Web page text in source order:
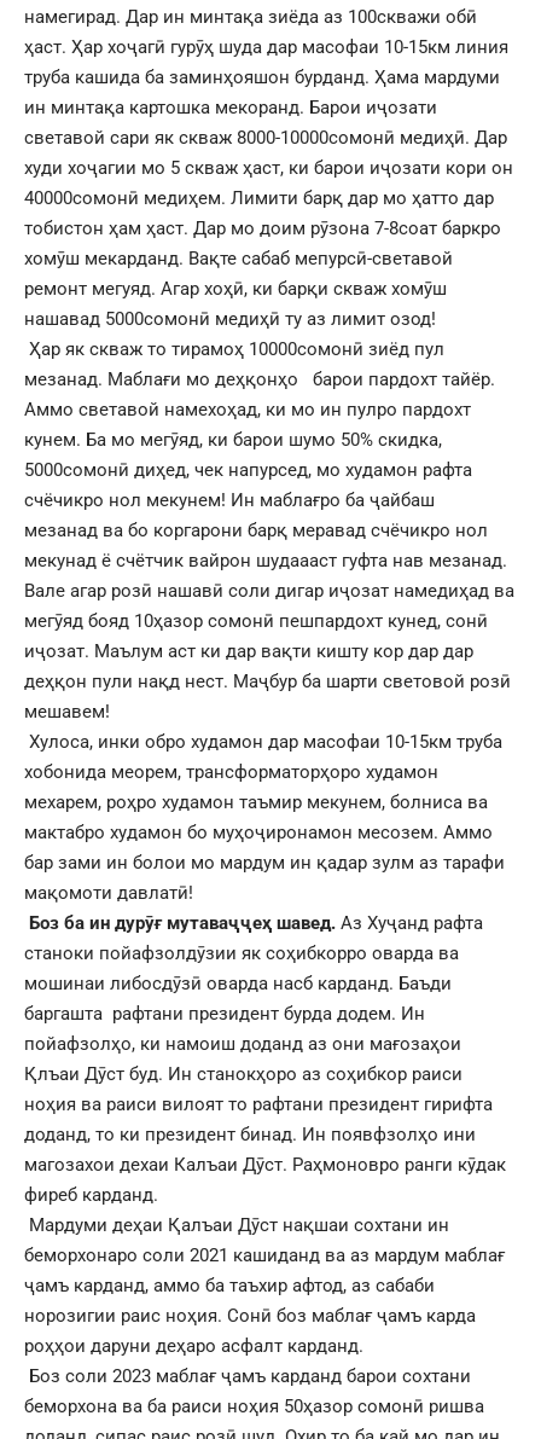
намегирад. Дар ин минтақа зиёда аз 100скважи обӣ
ҳаст. Ҳар хоҷагӣ гурӯҳ шуда дар масофаи 10-15км линия
труба кашида ба заминҳояшон бурданд. Ҳама мардуми
ин минтақа картошка мекоранд. Барои иҷозати
светавой сари як скваж 8000-10000сомонӣ медиҳӣ. Дар
худи хоҷагии мо 5 скваж ҳаст, ки барои иҷозати кори он
40000сомонӣ медиҳем. Лимити барқ дар мо ҳатто дар
тобистон ҳам ҳаст. Дар мо доим рӯзона 7-8соат баркро
хомӯш мекарданд. Вақте сабаб мепурсӣ-светавой
ремонт мегуяд. Агар хоҳӣ, ки барқи скваж хомӯш
нашавад 5000сомонӣ медиҳӣ ту аз лимит озод!
Ҳар як скваж то тирамоҳ 10000сомонӣ зиёд пул
мезанад. Маблағи мо деҳқонҳо барои пардохт тайёр.
Аммо светавой намехоҳад, ки мо ин пулро пардохт
кунем. Ба мо мегӯяд, ки барои шумо 50% скидка,
5000сомонӣ диҳед, чек напурсед, мо худамон рафта
счёчикро нол мекунем! Ин маблағро ба ҷайбаш
мезанад ва бо коргарони барқ меравад счёчикро нол
мекунад ё счётчик вайрон шудаааст гуфта нав мезанад.
Вале агар розӣ нашавӣ соли дигар иҷозат намедиҳад ва
мегӯяд бояд 10ҳазор сомонӣ пешпардохт кунед, сонӣ
иҷозат. Маълум аст ки дар вақти кишту кор дар дар
деҳқон пули нақд нест. Маҷбур ба шарти световой розӣ
мешавем!
Хулоса, инки обро худамон дар масофаи 10-15км труба
хобонида меорем, трансформаторҳоро худамон
мехарем, роҳро худамон таъмир мекунем, болниса ва
мактабро худамон бо муҳоҷиронамон месозем. Аммо
бар зами ин болои мо мардум ин қадар зулм аз тарафи
мақомоти давлатӣ!
Боз ба ин дурӯғ мутаваҷҷеҳ шавед. Аз Хуҷанд рафта
станоки пойафзолдӯзии як соҳибкорро оварда ва
мошинаи либосдӯзӣ оварда насб карданд. Баъди
баргашта рафтани президент бурда додем. Ин
пойафзолҳо, ки намоиш доданд аз они мағозаҳои
Қлъаи Дӯст буд. Ин станокҳоро аз соҳибкор раиси
ноҳия ва раиси вилоят то рафтани президент гирифта
доданд, то ки президент бинад. Ин появфзолҳо ини
магозахои дехаи Калъаи Дӯст. Раҳмоновро ранги кӯдак
фиреб карданд.
Мардуми деҳаи Қалъаи Дӯст нақшаи сохтани ин
беморхонаро соли 2021 кашиданд ва аз мардум маблағ
ҷамъ карданд, аммо ба таъхир афтод, аз сабаби
норозигии раис ноҳия. Сонӣ боз маблағ ҷамъ карда
роҳҳои даруни деҳаро асфалт карданд.
Боз соли 2023 маблағ ҷамъ карданд барои сохтани
беморхона ва ба раиси ноҳия 50ҳазор сомонӣ ришва